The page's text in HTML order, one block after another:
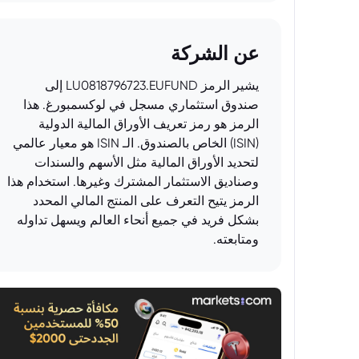
عن الشركة
يشير الرمز LU0818796723.EUFUND إلى
صندوق استثماري مسجل في لوكسمبورغ. هذا
الرمز هو رمز تعريف الأوراق المالية الدولية
(ISIN) الخاص بالصندوق. الـ ISIN هو معيار عالمي
لتحديد الأوراق المالية مثل الأسهم والسندات
وصناديق الاستثمار المشترك وغيرها. استخدام هذا
الرمز يتيح التعرف على المنتج المالي المحدد
بشكل فريد في جميع أنحاء العالم ويسهل تداوله
ومتابعته.